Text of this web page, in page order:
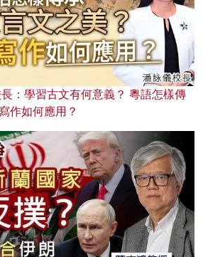
：學習古文有何意義？ 粵語怎樣傳
作如何應用？